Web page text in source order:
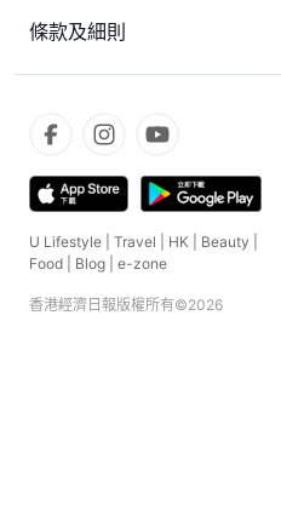
條款及細則
U Lifestyle Travel HK Beauty
Food
Blog e-zone
香港經濟日報版權所有©2026